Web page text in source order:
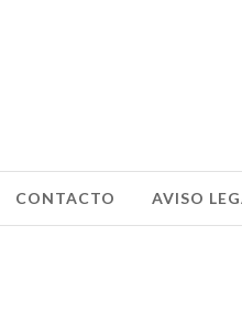
CONTACTO AVISO